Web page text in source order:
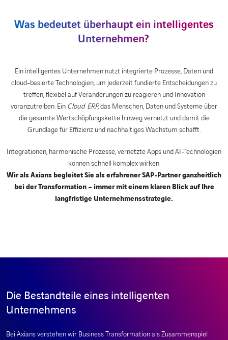
Was bedeutet überhaupt ein intelligentes
Unternehmen?
Ein intelligentes Unternehmen nutzt integrierte Prozesse, Daten und
cloud-basierte Technologien, um jederzeit fundierte Entscheidungen zu
treffen, flexibel auf Veränderungen zu reagieren und Innovation
voranzutreiben. Ein Cloud ERP,das Menschen, Daten und Systeme über
die gesamte Wertschöpfungskette hinweg vernetzt und damit die
Grundlage für Effizienz und nachhaltiges Wachstum schafft.
Integrationen, harmonische Prozesse, vernetzte Apps und AI-Technologien
können schnell komplex wirken.
Wir als Axians begleitet Sie als erfahrener SAP-Partner ganzheitlich
bei der Transformation – immer mit einem klaren Blick auf Ihre
langfristige Unternehmensstrategie.
Die Bestandteile eines intelligenten
Unternehmens
Bei Axians verstehen wir Business Transformation als Zusammenspiel